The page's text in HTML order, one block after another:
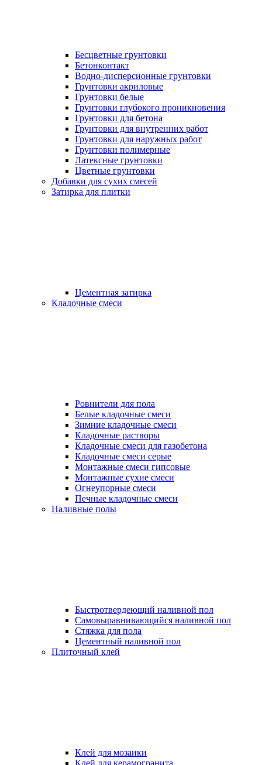
Бесцветные грунтовки
Бетонконтакт
Водно-дисперсионные грунтовки
Грунтовки акриловые
Грунтовки белые
Грунтовки глубокого проникновения
Грунтовки для бетона
Грунтовки для внутренних работ
Грунтовки для наружных работ
Грунтовки полимерные
Латексные грунтовки
Цветные грунтовки
Добавки для сухих смесей
Затирка для плитки
Цементная затирка
Кладочные смеси
Ровнители для пола
Белые кладочные смеси
Зимние кладочные смеси
Кладочные растворы
Кладочные смеси для газобетона
Кладочные смеси серые
Монтажные смеси гипсовые
Монтажные сухие смеси
Огнеупорные смеси
Печные кладочные смеси
Наливные полы
Быстротвердеющий наливной пол
Самовыравнивающийся наливной пол
Стяжка для пола
Цементный наливной пол
Плиточный клей
Клей для мозаики
Клей для керамогранита